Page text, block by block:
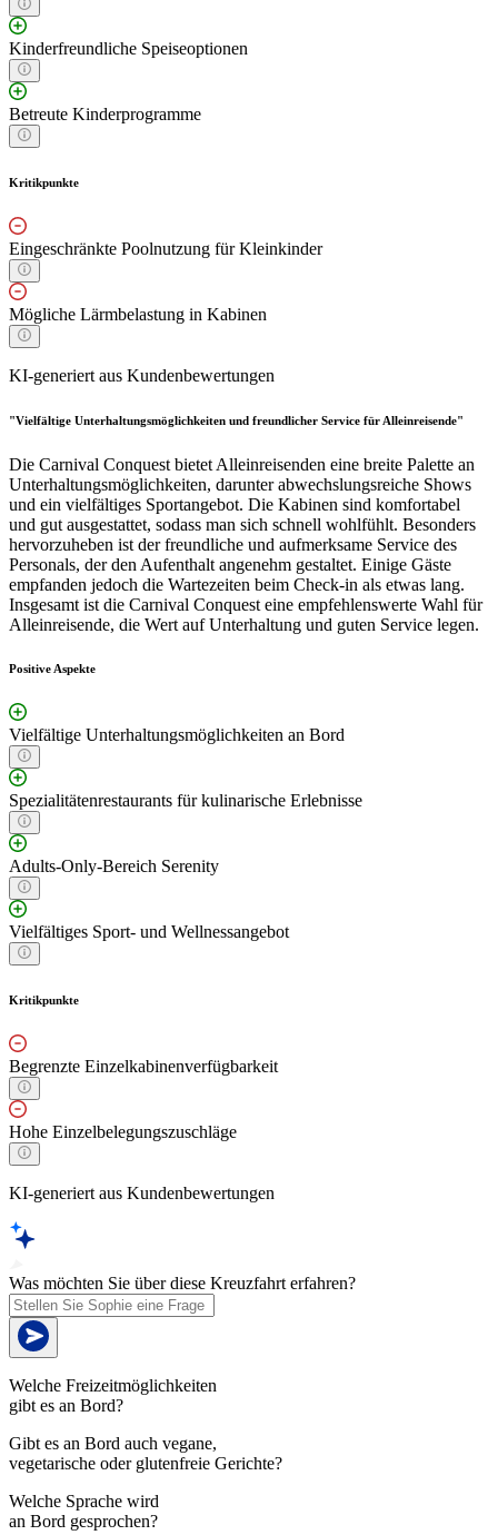
Kinderfreundliche Speiseoptionen
Betreute Kinderprogramme
Kritikpunkte
Eingeschränkte Poolnutzung für Kleinkinder
Mögliche Lärmbelastung in Kabinen
KI-generiert aus Kundenbewertungen
"Vielfältige Unterhaltungsmöglichkeiten und freundlicher Service für Alleinreisende"
Die Carnival Conquest bietet Alleinreisenden eine breite Palette an
Unterhaltungsmöglichkeiten, darunter abwechslungsreiche Shows
und ein vielfältiges Sportangebot. Die Kabinen sind komfortabel
und gut ausgestattet, sodass man sich schnell wohlfühlt. Besonders
hervorzuheben ist der freundliche und aufmerksame Service des
Personals, der den Aufenthalt angenehm gestaltet. Einige Gäste
empfanden jedoch die Wartezeiten beim Check-in als etwas lang.
Insgesamt ist die Carnival Conquest eine empfehlenswerte Wahl für
Alleinreisende, die Wert auf Unterhaltung und guten Service legen.
Positive Aspekte
Vielfältige Unterhaltungsmöglichkeiten an Bord
Spezialitätenrestaurants für kulinarische Erlebnisse
Adults-Only-Bereich Serenity
Vielfältiges Sport- und Wellnessangebot
Kritikpunkte
Begrenzte Einzelkabinenverfügbarkeit
Hohe Einzelbelegungszuschläge
KI-generiert aus Kundenbewertungen
Was möchten Sie über diese Kreuzfahrt erfahren?
Welche Freizeitmöglichkeiten
gibt es an Bord?
Gibt es an Bord auch vegane,
vegetarische oder glutenfreie Gerichte?
Welche Sprache wird
an Bord gesprochen?